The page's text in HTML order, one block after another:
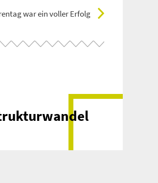
war ein voller Erfolg